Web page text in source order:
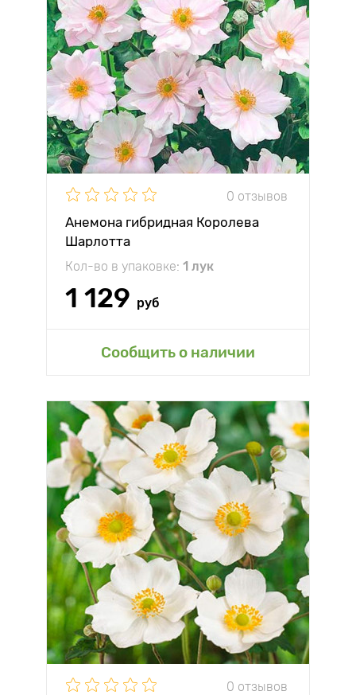
0 отзывов
Анемона гибридная Королева
Шарлотта
Кол-во в упаковке: 1 лук
1 129 руб
Сообщить о наличии
0 отзывов